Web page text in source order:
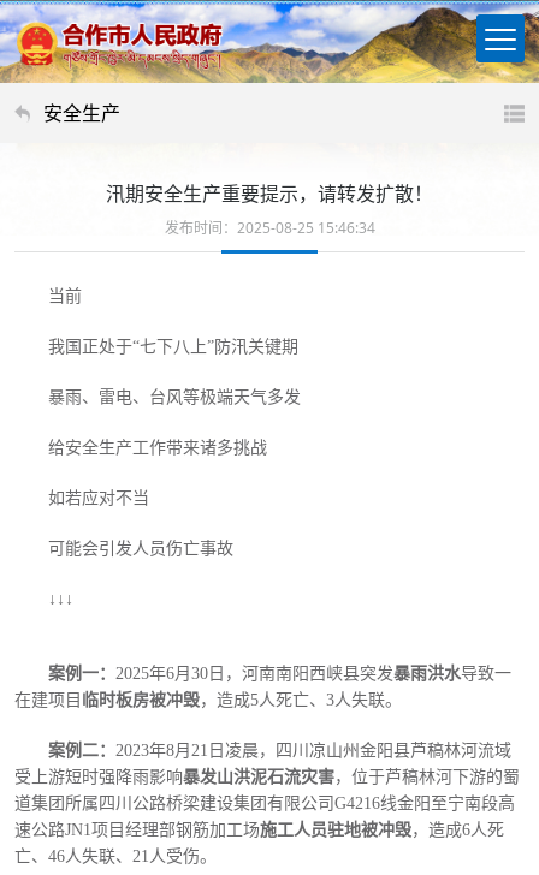
安全生产
汛期安全生产重要提示，请转发扩散！
发布时间：2025-08-25 15:46:34
当前
我国正处于“七下八上”防汛关键期
暴雨、雷电、台风等极端天气多发
给安全生产工作带来诸多挑战
如若应对不当
可能会引发人员伤亡事故
↓↓↓
案例一： 2025年6月30日，河南南阳西峡县突发暴雨洪水导致一
在建项目 临时板房被冲毁，造成5人死亡、3人失联。
案例二： 2023年8月21日凌晨，四川凉山州金阳县芦稿林河流域
受上游短时强降雨影响暴发山洪泥石流灾害，位于芦稿林河下游的蜀
道集团所属四川公路桥梁建设集团有限公司G4216线金阳至宁南段高
速公路JN1项目经理部钢筋加工场施工人员驻地被冲毁，造成6人死
亡、46人失联、21人受伤。